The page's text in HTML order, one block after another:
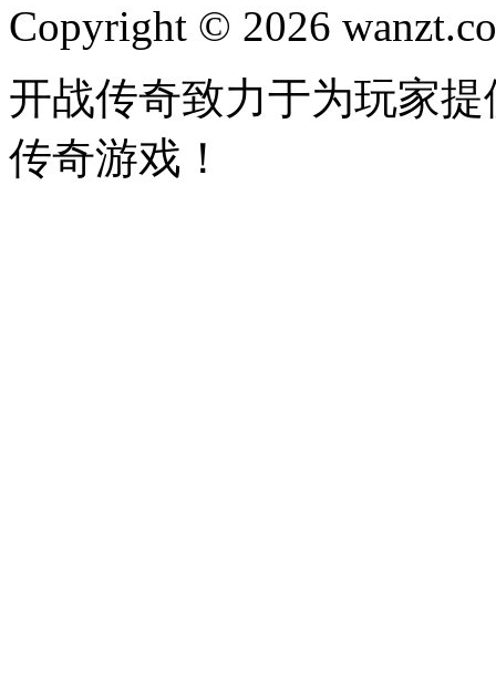
Copyright © 2026
开战传奇致力于为玩家
传奇游戏！